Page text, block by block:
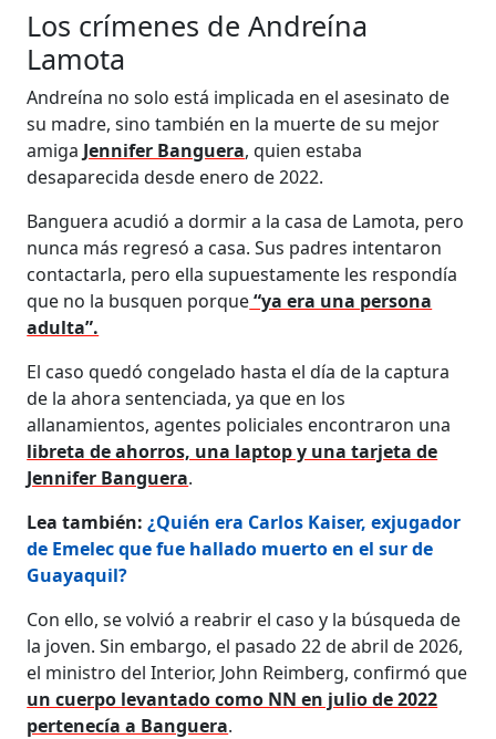
Los crímenes de Andreína
Lamota
Andreína no solo está implicada en el asesinato de
su madre, sino también en la muerte de su mejor
amiga Jennifer Banguera, quien estaba
desaparecida desde enero de 2022.
Banguera acudió a dormir a la casa de Lamota, pero
nunca más regresó a casa. Sus padres intentaron
contactarla, pero ella supuestamente les respondía
que no la busquen porque“ya era una persona
adulta”.
El caso quedó congelado hasta el día de la captura
de la ahora sentenciada, ya que en los
allanamientos, agentes policiales encontraron una
libreta de ahorros, una laptop y una tarjeta de
Jennifer Banguera.
Lea también:¿Quién era Carlos Kaiser, exjugador
de Emelec que fue hallado muerto en el sur de
Guayaquil?
Con ello, se volvió a reabrir el caso y la búsqueda de
la joven. Sin embargo, el pasado 22 de abril de 2026,
el ministro del Interior, John Reimberg, confirmó que
un cuerpo levantado como NN en julio de 2022
pertenecía a Banguera.